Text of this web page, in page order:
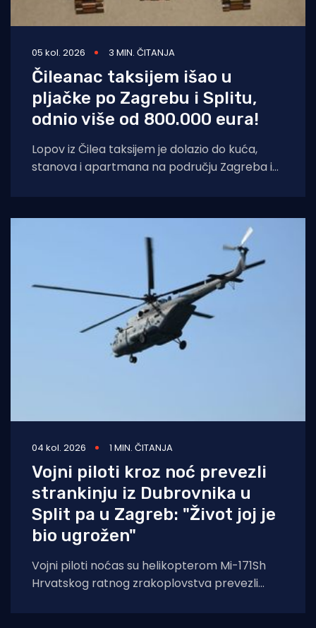
05 kol. 2026 3 MIN. ČITANJA
Čileanac taksijem išao u
pljačke po Zagrebu i Splitu,
odnio više od 800.000 eura!
Lopov iz Čilea taksijem je dolazio do kuća,
stanova i apartmana na području Zagreba i
04 kol. 2026 1 MIN. ČITANJA
Vojni piloti kroz noć prevezli
strankinju iz Dubrovnika u
Split pa u Zagreb: "Život joj je
bio ugrožen"
Vojni piloti noćas su helikopterom Mi-171Sh
Hrvatskog ratnog zrakoplovstva prevezli